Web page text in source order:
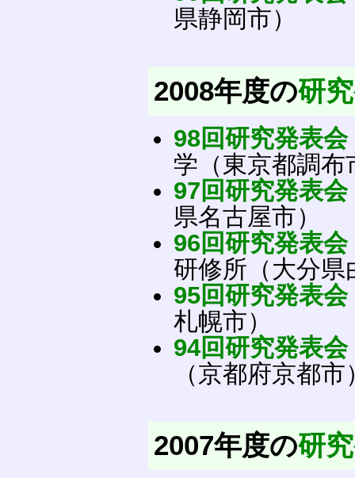
県静岡市）
2008年度の研
98回研究発表会
学（東京都調布
97回研究発表会
県名古屋市）
96回研究発表会
研修所（大分県
95回研究発表会
札幌市）
94回研究発表会
（京都府京都市
2007年度の研